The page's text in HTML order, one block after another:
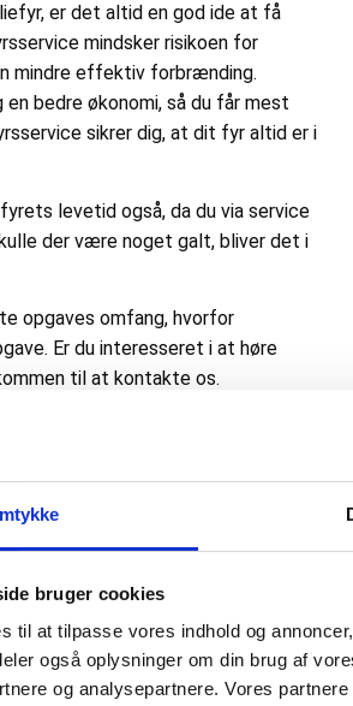
bruger cookies
til at tilpasse vores indhold og
også oplysninger om din brug af
og analysepartnere. Vores
er det altid en god ide at få
mindsker risikoen for
mindre effektiv forbrænding.
bedre økonomi, så du får mest
sikrer dig, at dit fyr altid er i
levetid også, da du via service
der være noget galt, bliver det i
opgaves omfang, hvorfor
Er du interesseret i at høre
til at kontakte os.
ikke kun en stabil og driftssikker
effektivitet, hvilket fører til højere
og sikrer samtidig, at fyret opfylder
opvarmning, særligt i de kolde